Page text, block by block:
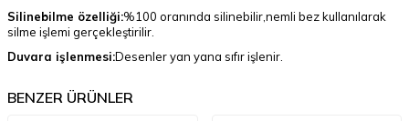
Silinebilme özelliği:%100 oranında silinebilir,nemli bez kullanılarak
silme işlemi gerçekleştirilir.
Duvara işlenmesi:Desenler yan yana sıfır işlenir.
BENZER ÜRÜNLER